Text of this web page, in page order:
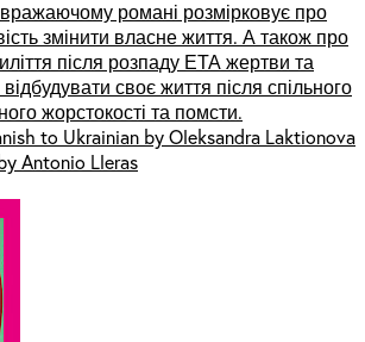
романі розмірковує про
змінити власне життя. А також про
після розпаду ЕТА жертви та
своє життя після спільного
жорстокості та помсти.
to Ukrainian by Oleksandra Laktionova
Antonio Lleras